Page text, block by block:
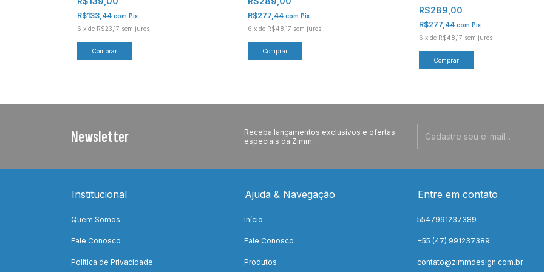
R$133,44 com Pix
6 x de R$23,17 sem juros
R$277,44com Pix
6 xde R$48,17 sem juros
R$289,00
R$277,44 com Pix
6 x de R$48,17 sem juros
Newsletter
Receba lançamentos exclusivos e ofertas
especiais da Zimm.
Institucional
Quem Somos
Fale Conosco
Política de Privacidade
Ajuda & Navegação
Início
Fale Conosco
Produtos
Entre em contato
5547991237389
+55 (47) 991237389
contato@zimmdesign.com.br